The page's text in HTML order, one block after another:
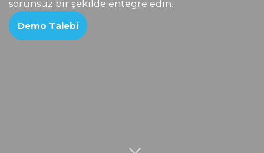
sorunsuz bir şekilde entegre edin.
Demo Talebi